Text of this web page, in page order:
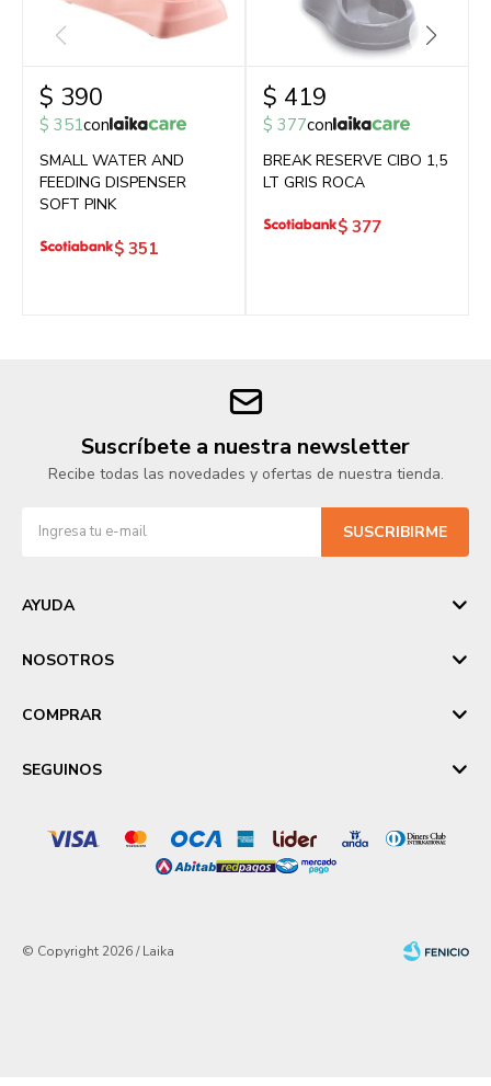
$ 390
$ 351con
SMALL WATER AND
FEEDING DISPENSER
SOFT PINK
$ 351
$ 419
$ 377con
BREAK RESERVE CIBO 1,5
LT GRIS ROCA
$ 377
Suscríbete a nuestra newsletter
Recibe todas las novedades y ofertas de nuestra tienda.
SUSCRIBIRME
AYUDA
NOSOTROS
COMPRAR
SEGUINOS
© Copyright 2026 / Laika